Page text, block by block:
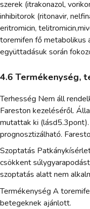
szerek (itrakonazol,
inhibitorok (ritonavir,
eritromicin,
toremifen fő metabolikus
együttadásuk során
4.6 Termékenység,
Terhesség Nem áll
Fareston kezeléséről.
mutattak ki
prognosztizálható.
Szoptatás
csökkent
szoptatás alatt nem
Termékenység A
betegeknek ajánlott.